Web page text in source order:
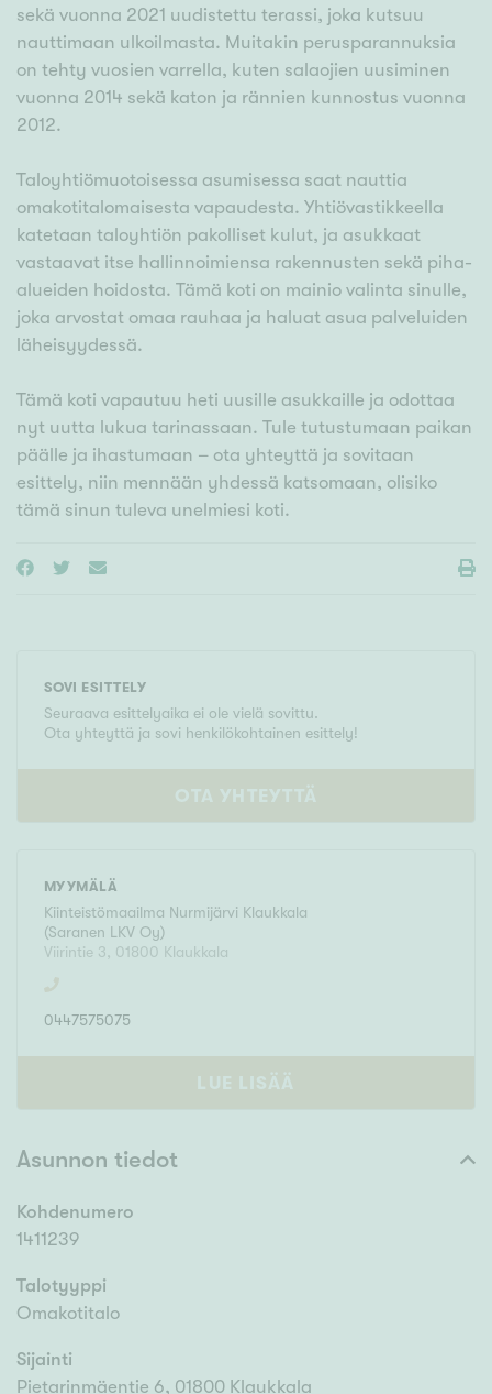
sekä vuonna 2021 uudistettu terassi, joka kutsuu
nauttimaan ulkoilmasta. Muitakin perusparannuksia
on tehty vuosien varrella, kuten salaojien uusiminen
vuonna 2014 sekä katon ja rännien kunnostus vuonna
2012.
Taloyhtiömuotoisessa asumisessa saat nauttia
omakotitalomaisesta vapaudesta. Yhtiövastikkeella
katetaan taloyhtiön pakolliset kulut, ja asukkaat
vastaavat itse hallinnoimiensa rakennusten sekä piha-
alueiden hoidosta. Tämä koti on mainio valinta sinulle,
joka arvostat omaa rauhaa ja haluat asua palveluiden
läheisyydessä.
Tämä koti vapautuu heti uusille asukkaille ja odottaa
nyt uutta lukua tarinassaan. Tule tutustumaan paikan
päälle ja ihastumaan – ota yhteyttä ja sovitaan
esittely, niin mennään yhdessä katsomaan, olisiko
tämä sinun tuleva unelmiesi koti.
SOVI ESITTELY
Seuraava esittelyaika ei ole vielä sovittu.
Ota yhteyttä ja sovi henkilökohtainen esittely!
OTA YHTEYTTÄ
MYYMÄLÄ
Kiinteistömaailma Nurmijärvi Klaukkala
(Saranen LKV Oy)
Viirintie 3, 01800 Klaukkala
0447575075
LUE LISÄÄ
Asunnon tiedot
Kohdenumero
1411239
Talotyyppi
Omakotitalo
Sijainti
Pietarinmäentie 6, 01800 Klaukkala